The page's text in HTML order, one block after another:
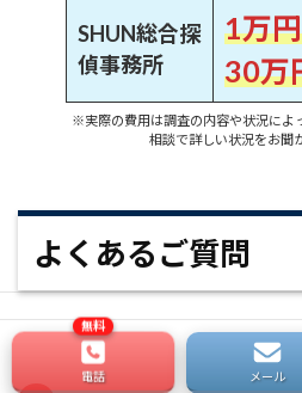
SHUN総合探
偵事務所
1万
30万
※実際の費用は調査の内容や状況によ
相談で詳しい状況をお聞
よくあるご質問
電話 メール